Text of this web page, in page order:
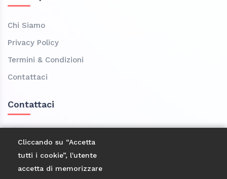
Chi Siamo
Privacy Policy
Termini & Condizioni
Contattaci
Contattaci
3473583262
Cliccando su “Accetta
tutti i cookie”, l'utente
accetta di memorizzare